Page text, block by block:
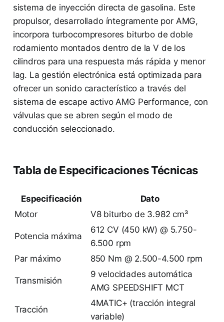
sistema de inyección directa de gasolina. Este
propulsor, desarrollado íntegramente por AMG,
incorpora turbocompresores biturbo de doble
rodamiento montados dentro de la V de los
cilindros para una respuesta más rápida y menor
lag. La gestión electrónica está optimizada para
ofrecer un sonido característico a través del
sistema de escape activo AMG Performance, con
válvulas que se abren según el modo de
conducción seleccionado.
Tabla de Especificaciones Técnicas
Especificación
Dato
Motor
V8 biturbo de 3.982 cm³
Potencia máxima
612 CV (450 kW) @ 5.750-
6.500 rpm
Par máximo
850 Nm @ 2.500-4.500 rpm
Transmisión
9 velocidades automática
AMG SPEEDSHIFT MCT
Tracción
4MATIC+ (tracción integral
variable)